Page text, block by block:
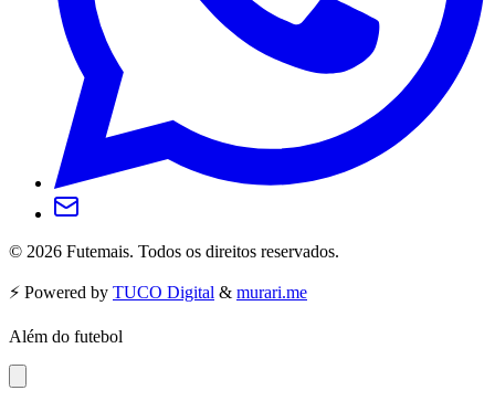
© 2026 Futemais. Todos os direitos reservados.
⚡️ Powered by TUCO Digital & murari.me
Além do futebol